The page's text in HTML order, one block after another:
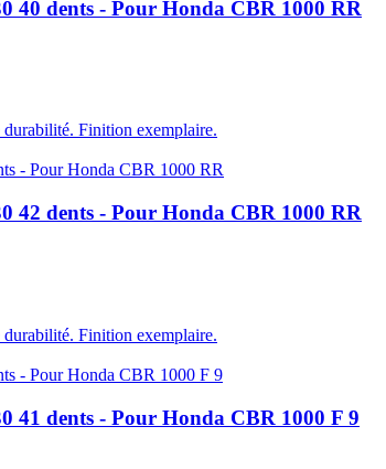
40 dents - Pour Honda CBR 1000 RR
Finition exemplaire.
42 dents - Pour Honda CBR 1000 RR
Finition exemplaire.
41 dents - Pour Honda CBR 1000 F 9